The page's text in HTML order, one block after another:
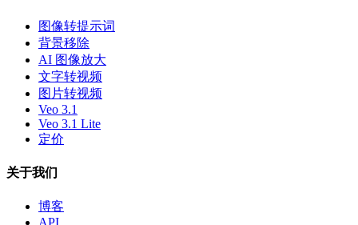
图像转提示词
背景移除
AI 图像放大
文字转视频
图片转视频
Veo 3.1
Veo 3.1 Lite
定价
关于我们
博客